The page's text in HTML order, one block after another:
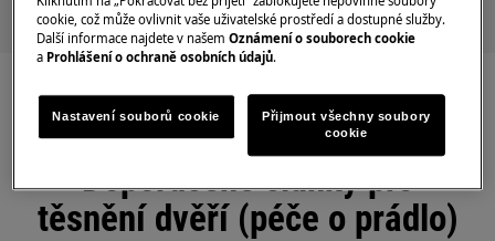
Doporučené články pro
těsnění dvěří (péče o prádlo)
cookie, což může ovlivnit vaše uživatelské prostředí a dostupné služby.
Další informace najdete v našemOznámení o souborech cookie
a Prohlášení o ochraně osobních údajů.
Nastavení souborů cookie
Přijmout všechny soubory
cookie